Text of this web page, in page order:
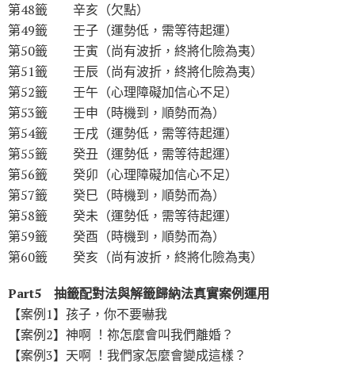
第48籤 辛亥（欠點）
第49籤 壬子（運勢低，需等待起運）
第50籤 壬寅（尚有波折，終將化險為夷）
第51籤 壬辰（尚有波折，終將化險為夷）
第52籤 壬午（心理障礙加信心不足）
第53籤 壬申（時機到，順勢而為）
第54籤 壬戌（運勢低，需等待起運）
第55籤 癸丑（運勢低，需等待起運）
第56籤 癸卯（心理障礙加信心不足）
第57籤 癸巳（時機到，順勢而為）
第58籤 癸未（運勢低，需等待起運）
第59籤 癸酉（時機到，順勢而為）
第60籤 癸亥（尚有波折，終將化險為夷）
Part5 抽籤配對法與解籤歸納法真實案例運用
【案例1】孩子，你不要嚇我
【案例2】神啊 ！祢怎麼會叫我們離婚？
【案例3】天啊 ！我們家怎麼會變成這樣？